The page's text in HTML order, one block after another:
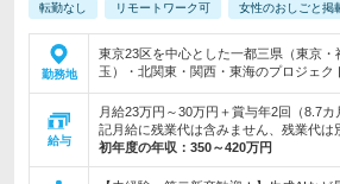
転勤なし リモートワーク可 女性のおしごと掲
勤務地
東京23区を中心とした一都三県（東京・
玉）・北関東・関西・東海のプロジェク
給与
月給23万円～30万円＋賞与年2回（8.7
記月給に残業代は含みません、残業代は
初年度の年収： 350～420万円